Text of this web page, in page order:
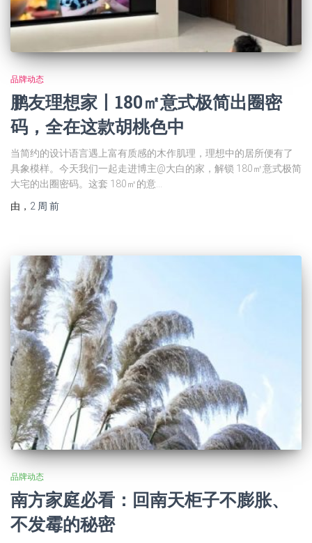
品牌动态
鹏友理想家丨180㎡意式极简出圈密
码，全在这款胡桃色中
当简约的设计语言遇上富有质感的木作肌理，理想中的居所便有了
具象模样。今天我们一起走进博主@大白的家，解锁 180㎡意式极简
大宅的出圈密码。这套 180㎡的意…
由 ， 2 周 前
品牌动态
南⽅家庭必看：回南天柜⼦不膨胀、
不发霉的秘密